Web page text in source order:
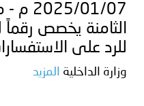
2025/
الثامنة يخصص رقماً
للرد على
وزارة الداخلية المزيد